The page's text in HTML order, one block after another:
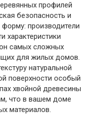
профилей
безопасность и
производители
характеристики
самых сложных
для жилых домов.
натуральной
поверхности особый
хвойной древесины
что в вашем доме
материалов.